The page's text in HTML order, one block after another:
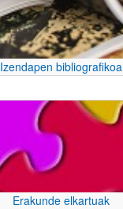
Izendapen bibliografikoa
Erakunde elkartuak